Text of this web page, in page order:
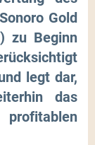
Gold
zu Beginn
legt dar,
das